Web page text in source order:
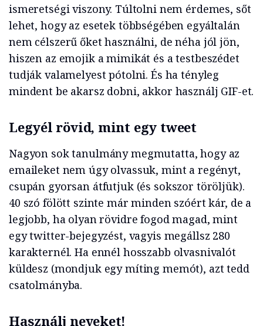
ismeretségi viszony. Túltolni nem érdemes, sőt
lehet, hogy az esetek többségében egyáltalán
nem célszerű őket használni, de néha jól jön,
hiszen az emojik a mimikát és a testbeszédet
tudják valamelyest pótolni. És ha tényleg
mindent be akarsz dobni, akkor használj GIF-et.
Legyél rövid, mint egy tweet
Nagyon sok tanulmány megmutatta, hogy az
emaileket nem úgy olvassuk, mint a regényt,
csupán gyorsan átfutjuk (és sokszor töröljük).
40 szó fölött szinte már minden szóért kár, de a
legjobb, ha olyan rövidre fogod magad, mint
egy twitter-bejegyzést, vagyis megállsz 280
karakternél. Ha ennél hosszabb olvasnivalót
küldesz (mondjuk egy míting memót), azt tedd
csatolmányba.
Használj neveket!